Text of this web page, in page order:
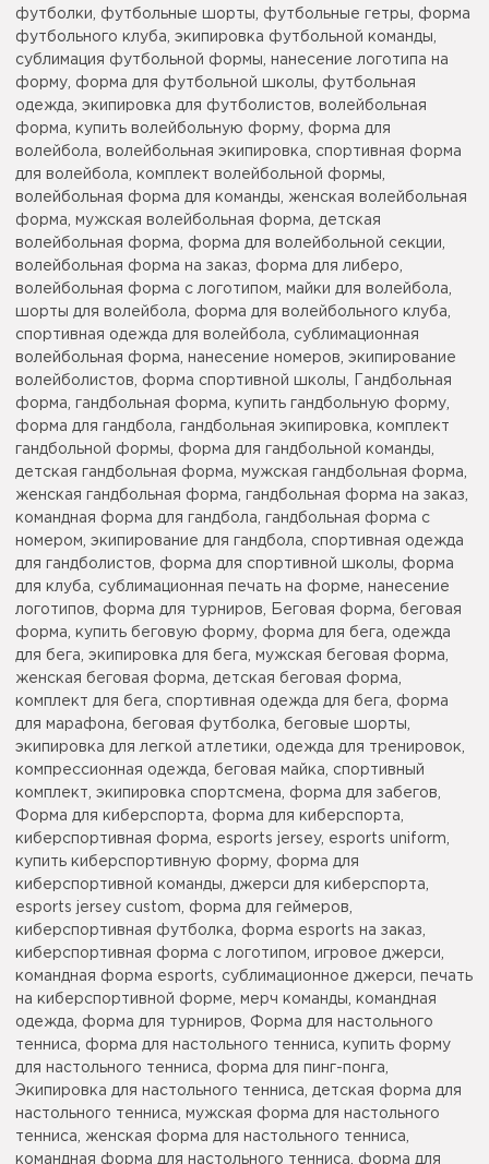
футболки, футбольные шорты, футбольные гетры, форма
футбольного клуба, экипировка футбольной команды,
сублимация футбольной формы, нанесение логотипа на
форму, форма для футбольной школы, футбольная
одежда, экипировка для футболистов, волейбольная
форма, купить волейбольную форму, форма для
волейбола, волейбольная экипировка, спортивная форма
для волейбола, комплект волейбольной формы,
волейбольная форма для команды, женская волейбольная
форма, мужская волейбольная форма, детская
волейбольная форма, форма для волейбольной секции,
волейбольная форма на заказ, форма для либеро,
волейбольная форма с логотипом, майки для волейбола,
шорты для волейбола, форма для волейбольного клуба,
спортивная одежда для волейбола, сублимационная
волейбольная форма, нанесение номеров, экипирование
волейболистов, форма спортивной школы, Гандбольная
форма, гандбольная форма, купить гандбольную форму,
форма для гандбола, гандбольная экипировка, комплект
гандбольной формы, форма для гандбольной команды,
детская гандбольная форма, мужская гандбольная форма,
женская гандбольная форма, гандбольная форма на заказ,
командная форма для гандбола, гандбольная форма с
номером, экипирование для гандбола, спортивная одежда
для гандболистов, форма для спортивной школы, форма
для клуба, сублимационная печать на форме, нанесение
логотипов, форма для турниров, Беговая форма, беговая
форма, купить беговую форму, форма для бега, одежда
для бега, экипировка для бега, мужская беговая форма,
женская беговая форма, детская беговая форма,
комплект для бега, спортивная одежда для бега, форма
для марафона, беговая футболка, беговые шорты,
экипировка для легкой атлетики, одежда для тренировок,
компрессионная одежда, беговая майка, спортивный
комплект, экипировка спортсмена, форма для забегов,
Форма для киберспорта, форма для киберспорта,
киберспортивная форма, esports jersey, esports uniform,
купить киберспортивную форму, форма для
киберспортивной команды, джерси для киберспорта,
esports jersey custom, форма для геймеров,
киберспортивная футболка, форма esports на заказ,
киберспортивная форма с логотипом, игровое джерси,
командная форма esports, сублимационное джерси, печать
на киберспортивной форме, мерч команды, командная
одежда, форма для турниров, Форма для настольного
тенниса, форма для настольного тенниса, купить форму
для настольного тенниса, форма для пинг-понга,
Экипировка для настольного тенниса, детская форма для
настольного тенниса, мужская форма для настольного
тенниса, женская форма для настольного тенниса,
командная форма для настольного тенниса, форма для